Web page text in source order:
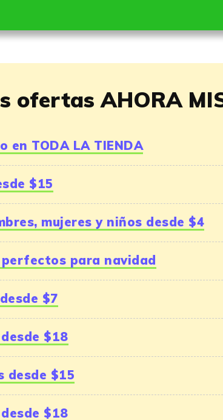
ofertas AHORA
en TODA LA TIENDA
$15
mujeres y niños desde $4
perfectos para navidad
$7
$18
desde $15
$18